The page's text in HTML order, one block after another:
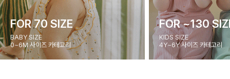
FOR 70 SIZE
BABY SIZE
0~6M 사이즈 카테고리
FOR ~130
KIDS SIZE
4Y~6Y 사이즈 카테고리